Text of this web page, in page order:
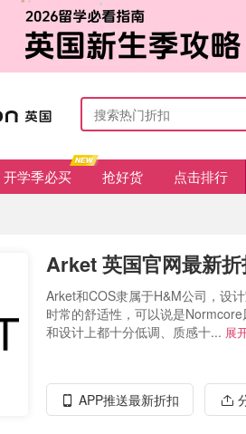
开学季必买 抢好货 点击排行
Arket 英国官网最新折
Arket和COS隶属于H&M公司，设
时常的舒适性，可以说是
和设计上都十分低调、质感十... 展
APP推送最新折扣